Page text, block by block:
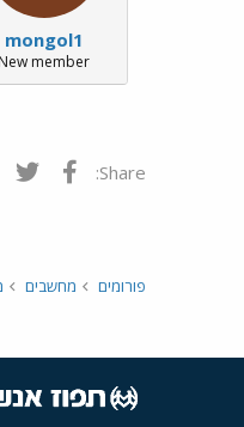
א
ר
י
ך
mongol1
New member
Share: פייסבוק
פורומים מחשבים